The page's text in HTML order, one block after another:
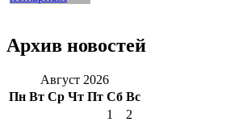
Архив новостей
Август 2026
Пн Вт Ср Чт Пт Сб Вс
1
2